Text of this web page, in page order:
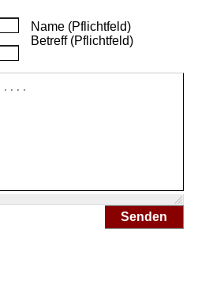
Name (Pflichtfeld)
Betreff (Pflichtfeld)
Senden